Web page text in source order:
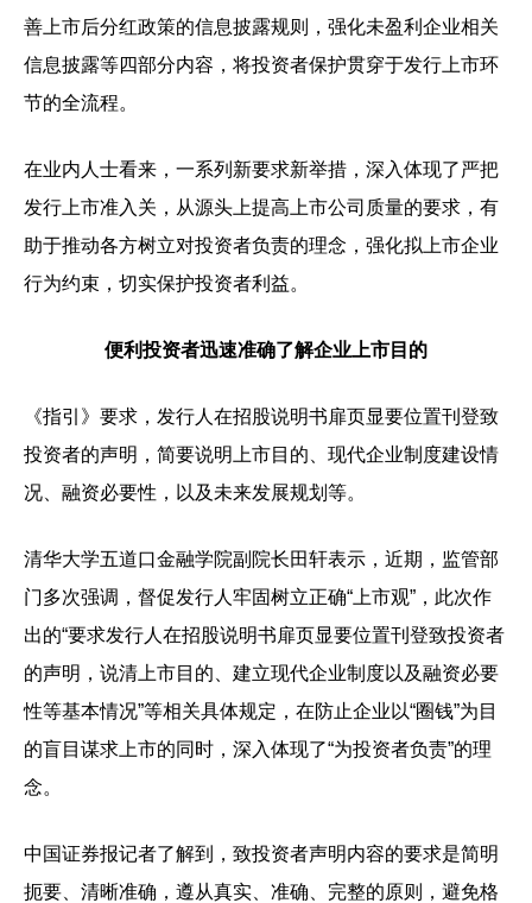
善上市后分红政策的信息披露规则，强化未盈利企业相关
信息披露等四部分内容，将投资者保护贯穿于发行上市环
节的全流程。
在业内人士看来，一系列新要求新举措，深入体现了严把
发行上市准入关，从源头上提高上市公司质量的要求，有
助于推动各方树立对投资者负责的理念，强化拟上市企业
行为约束，切实保护投资者利益。
便利投资者迅速准确了解企业上市目的
《指引》要求，发行人在招股说明书扉页显要位置刊登致
投资者的声明，简要说明上市目的、现代企业制度建设情
况、融资必要性，以及未来发展规划等。
清华大学五道口金融学院副院长田轩表示，近期，监管部
门多次强调，督促发行人牢固树立正确“上市观”，此次作
出的“要求发行人在招股说明书扉页显要位置刊登致投资者
的声明，说清上市目的、建立现代企业制度以及融资必要
性等基本情况”等相关具体规定，在防止企业以“圈钱”为目
的盲目谋求上市的同时，深入体现了“为投资者负责”的理
念。
中国证券报记者了解到，致投资者声明内容的要求是简明
扼要、清晰准确，遵从真实、准确、完整的原则，避免格